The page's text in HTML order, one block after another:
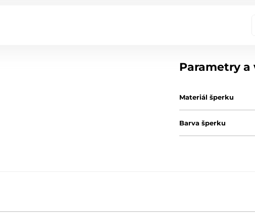
Parametry
Materiál šperku
Barva šperku